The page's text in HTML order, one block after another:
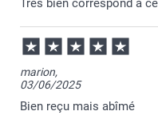
Très bien correspond à
marion,
03/06/2025
Bien reçu mais abîmé